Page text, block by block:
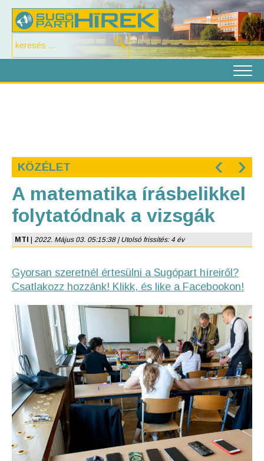
KÖZÉLET ‹ ›
A matematika írásbelikkel
folytatódnak a vizsgák
MTI 2022. Május 03. 05:15:38 | Utolsó frissítés: 4 év
Gyorsan szeretnél értesülni a Sugópart híreiről?
Csatlakozz hozzánk! Klikk, és like a Facebookon!